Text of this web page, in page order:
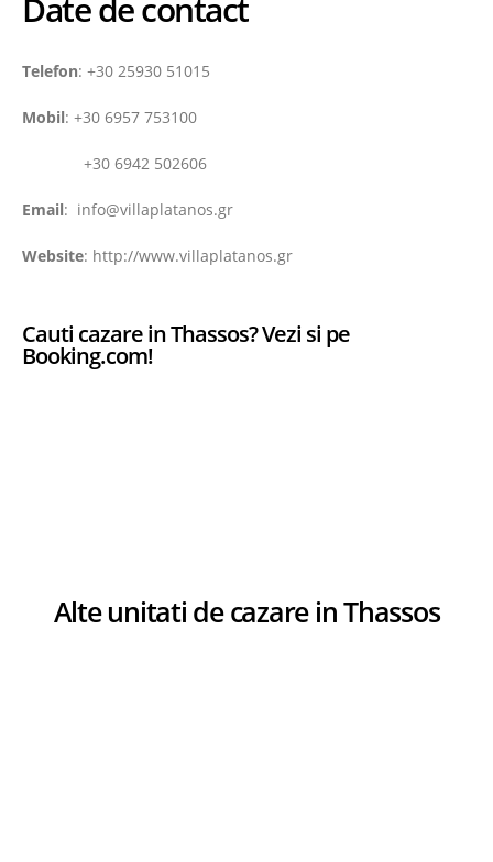
Date de contact
Telefon: +30 25930 51015
Mobil: +30 6957 753100
+30 6942 502606
Email: info@villaplatanos.gr
Website: http://www.villaplatanos.gr
Cauti cazare in Thassos? Vezi si pe
Booking.com!
Alte unitati de cazare in Thassos